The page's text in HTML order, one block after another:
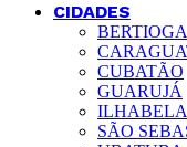
CIDADES
BERTIOGA
CUBATÃO
GUARUJÁ
ILHABELA
SÃO